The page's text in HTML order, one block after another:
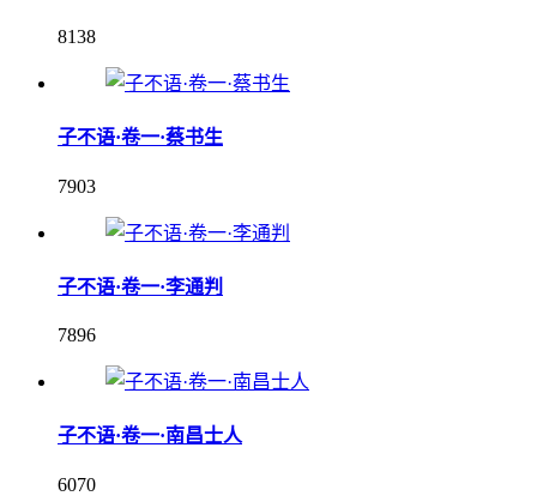
8138
子不语·卷一·蔡书生
7903
子不语·卷一·李通判
7896
子不语·卷一·南昌士人
6070